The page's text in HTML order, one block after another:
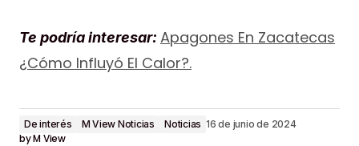
Te podría interesar: Apagones En Zacatecas
¿Cómo Influyó El Calor?.
De interés M View Noticias Noticias 16 de junio de 2024
byM View